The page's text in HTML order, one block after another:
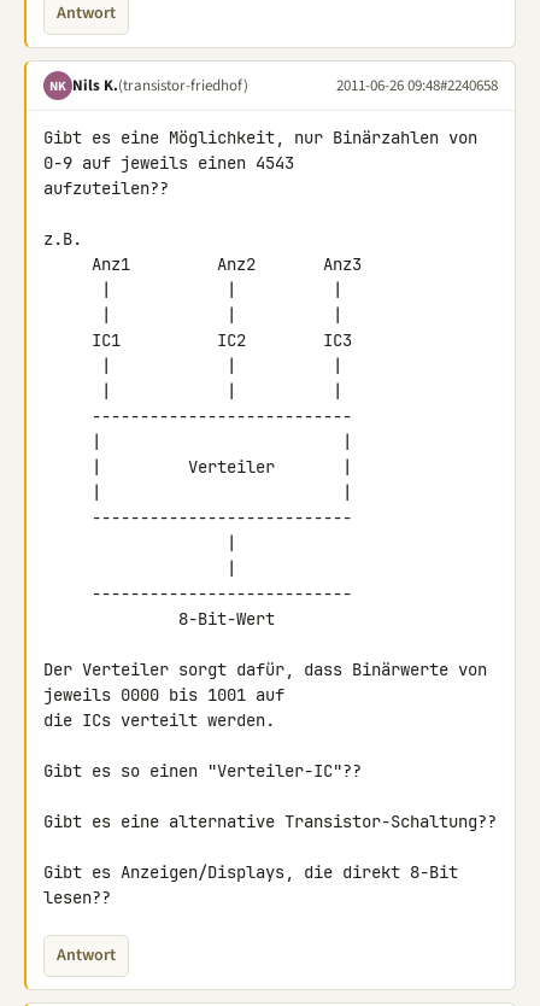
Antwort
NK Nils K.(transistor-friedhof) 2011-06-26 09:48#2240658
Gibt es eine Möglichkeit, nur Binärzahlen von
0-9 auf jeweils einen 4543
aufzuteilen??
z.B.
Der Verteiler sorgt dafür, dass Binärwerte von
jeweils 0000 bis 1001 auf
die ICs verteilt werden.
Gibt es so einen "Verteiler-IC"??
Gibt es eine alternative Transistor-Schaltung??
Gibt es Anzeigen/Displays, die direkt 8-Bit
lesen??
Antwort